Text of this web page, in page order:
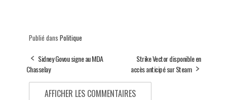
Publié dans Politique
Sidney Govou signe au MDA
Chasselay
Strike Vector disponible en
accès anticipé sur Steam
AFFICHER LES COMMENTAIRES